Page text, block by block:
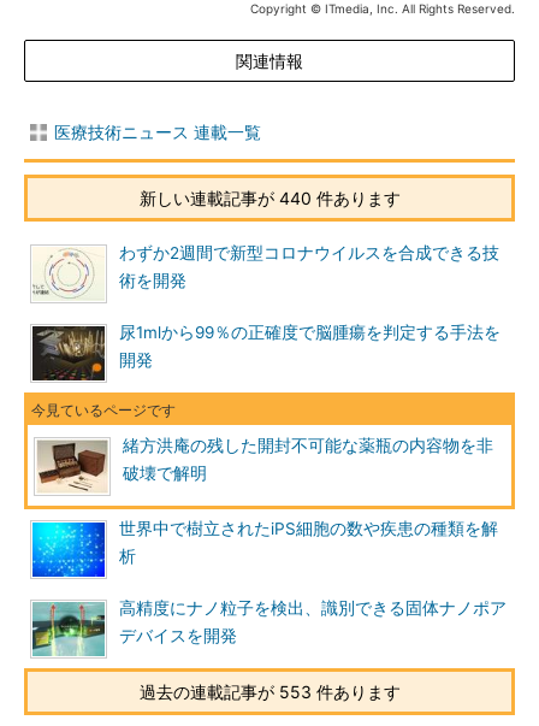
Copyright © ITmedia, Inc. All Rights Reserved.
関連情報
医療技術ニュース 連載一覧
新しい連載記事が 440 件あります
わずか2週間で新型コロナウイルスを合成できる技
術を開発
尿1mlから99％の正確度で脳腫瘍を判定する手法を
開発
緒方洪庵の残した開封不可能な薬瓶の内容物を非
破壊で解明
世界中で樹立されたiPS細胞の数や疾患の種類を解
析
高精度にナノ粒子を検出、識別できる固体ナノポア
デバイスを開発
過去の連載記事が 553 件あります